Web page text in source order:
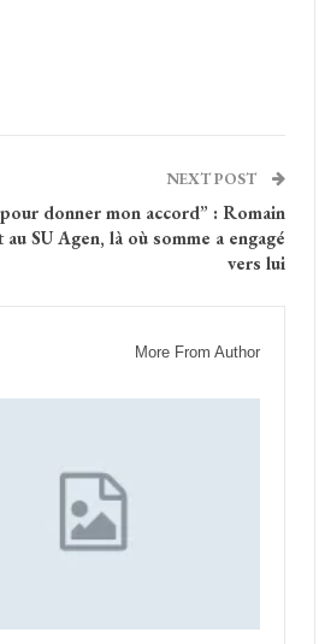
NEXT POST
donner mon accord” : Romain
SU Agen, là où somme a engagé
vers lui
More From Author